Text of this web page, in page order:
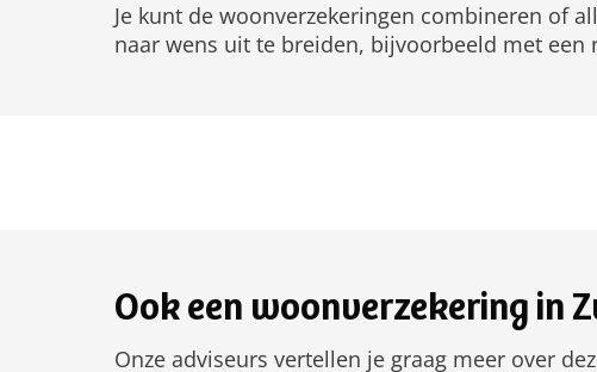
Je kunt de woonverzekeringen combineren of
naar wens uit te breiden, bijvoorbeeld met
Ook een woonverzekering in
Onze adviseurs vertellen je graag meer over